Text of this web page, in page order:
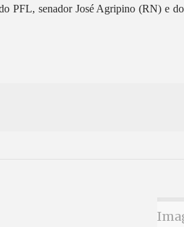
PFL, senador José Agripino (RN) e